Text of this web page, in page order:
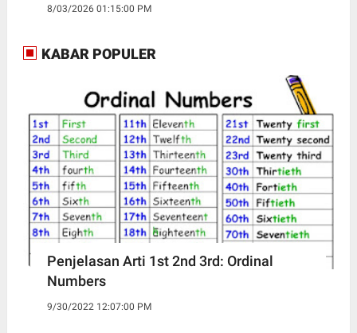
8/03/2026 01:15:00 PM
KABAR POPULER
Penjelasan Arti 1st 2nd 3rd: Ordinal
Numbers
9/30/2022 12:07:00 PM